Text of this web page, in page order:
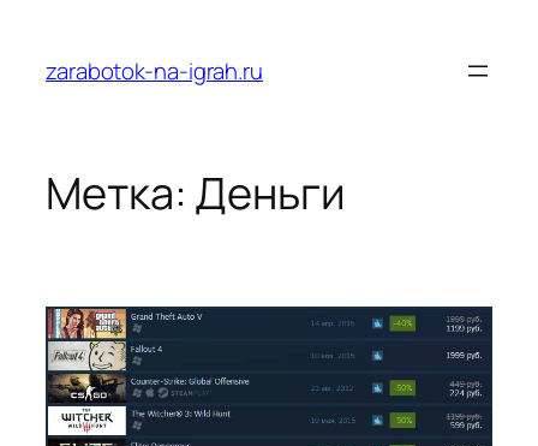
содержимому
zarabotok-na-igrah.ru
Метка: Деньги